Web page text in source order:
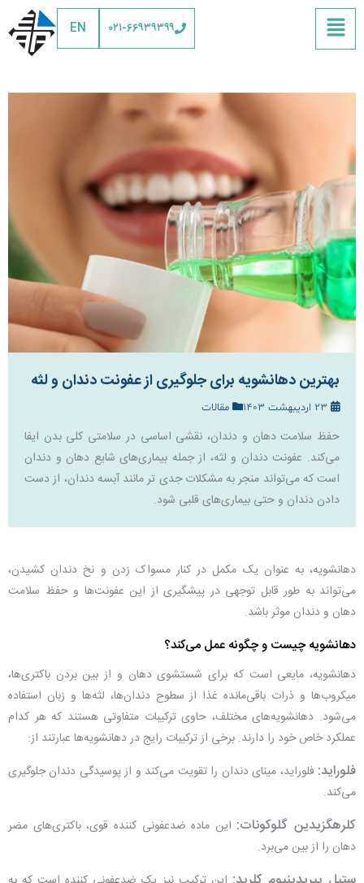
EN ۰۲۱-۶۶۹۳۹۳۹۹
بهترین دهانشویه برای جلوگیری از عفونت دندان و لثه
مقالات
حفظ سلامت دهان و دندان، نقشی اساسی در سلامتی کلی بدن ایفا
می‌کند. عفونت دندان و لثه، از جمله بیماری‌های شایع دهان و دندان
است که می‌تواند منجر به مشکلات جدی ‌تر مانند آبسه دندان، از دست
دادن دندان و حتی بیماری‌های قلبی شود.
دهانشویه، به عنوان یک مکمل در کنار مسواک زدن و نخ دندان کشیدن،
می‌تواند به طور قابل توجهی در پیشگیری از این عفونت‌ها و حفظ سلامت
دهان و دندان موثر باشد.
دهانشویه چیست و چگونه عمل می‌کند؟
دهانشویه، مایعی است که برای شستشوی دهان و از بین بردن باکتری‌ها،
میکروب‌ها و ذرات باقی‌مانده غذا از سطوح دندان‌ها، لثه‌ها و زبان استفاده
می‌شود. دهانشویه‌های مختلف، حاوی ترکیبات متفاوتی هستند که هر کدام
عملکرد خاص خود را دارند. برخی از ترکیبات رایج در دهانشویه‌ها عبارتند از:
فلوراید: فلوراید، مینای دندان را تقویت می‌کند و از پوسیدگی دندان جلوگیری
می‌کند.
کلرهگزیدین گلوکونات: این ماده ضدعفونی کننده قوی، باکتری‌های مضر
دهان را از بین می‌برد.